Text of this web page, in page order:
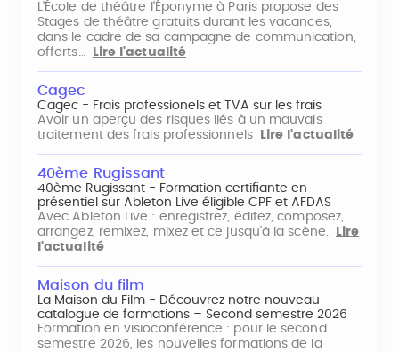
L'École de théâtre l'Éponyme à Paris propose des
Stages de théâtre gratuits durant les vacances,
dans le cadre de sa campagne de communication,
offerts…
Lire l'actualité
Cagec
Cagec - Frais professionels et TVA sur les frais
Avoir un aperçu des risques liés à un mauvais
traitement des frais professionnels
Lire l'actualité
40ème Rugissant
40ème Rugissant - Formation certifiante en
présentiel sur Ableton Live éligible CPF et AFDAS
Avec Ableton Live : enregistrez, éditez, composez,
arrangez, remixez, mixez et ce jusqu'à la scène.
Lire
l'actualité
Maison du film
La Maison du Film - Découvrez notre nouveau
catalogue de formations – Second semestre 2026
Formation en visioconférence : pour le second
semestre 2026, les nouvelles formations de la